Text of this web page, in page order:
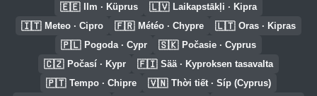
🇪🇪 Ilm · Küprus 🇱🇻 Laikapstākļi · Kipra
🇮🇹 Meteo · Cipro 🇫🇷 Météo · Chypre 🇱🇹 Oras · Kipras
🇵🇱 Pogoda · Cypr 🇸🇰 Počasie · Cyprus
🇨🇿 Počasí · Kypr 🇫🇮 Sää · Kyproksen tasavalta
🇵🇹 Tempo · Chipre 🇻🇳 Thời tiết · Síp (Cyprus)